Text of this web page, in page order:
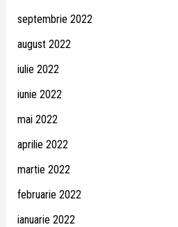
septembrie 2022
august 2022
iulie 2022
iunie 2022
mai 2022
aprilie 2022
martie 2022
februarie 2022
ianuarie 2022